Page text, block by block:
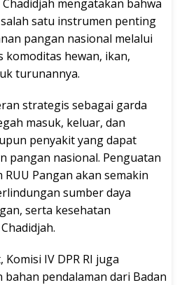
mengatakan bahwa
satu instrumen penting
pangan nasional melalui
komoditas hewan, ikan,
turunannya.
strategis sebagai garda
masuk, keluar, dan
penyakit yang dapat
pangan nasional. Penguatan
Pangan akan semakin
sumber daya
serta kesehatan
IV DPR RI juga
bahan pendalaman dari Badan